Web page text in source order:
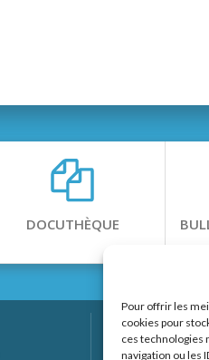
Pour offrir les
cookies pour
ces technologies
navigation ou les
DOCUTHÈQUE